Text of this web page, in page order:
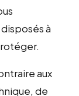
à
aux
de